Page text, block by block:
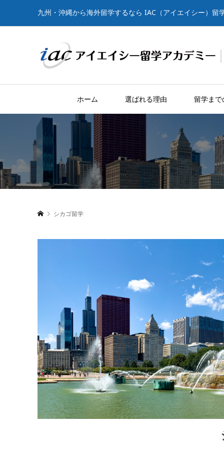
九州・沖縄から海外留学するなら IAC（アイエイシー）留
ホーム 選ばれる理由 留学ま
シカゴ留学